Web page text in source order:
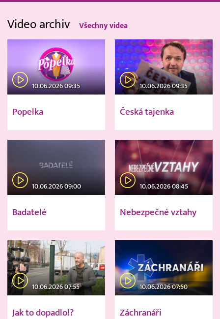
Video archiv Všechny videa
10.06.2026 09:35
Popelka
10.06.2026 09:35
Česká tajenka
10.06.2026 09:00
Badatelé
10.06.2026 08:45
Nebezpečné vztahy
10.06.2026 07:55
Jak to dopadlo!?
10.06.2026 07:50
Záchranáři